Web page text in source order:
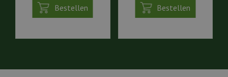
Bestellen Bestellen